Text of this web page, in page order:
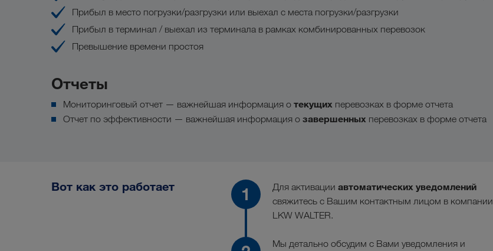
Прибыл в место погрузки/разгрузки или выехал с места погрузки/разгрузки
Прибыл в терминал / выехал из терминала в рамках комбинированных перевозок
Превышение времени простоя
Отчеты
Мониторинговый отчет — важнейшая информация о текущих перевозках в форме отчета
Отчет по эффективности — важнейшая информация о завершенных перевозках в форме отчета
Вот как это работает Для активации автоматических уведомлений
свяжитесь с Вашим контактным лицом в компании
LKW WALTER.
Мы детально обсудим с Вами уведомления и